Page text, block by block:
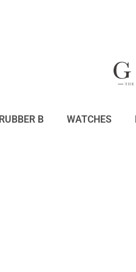
RUBBER B WATCHES